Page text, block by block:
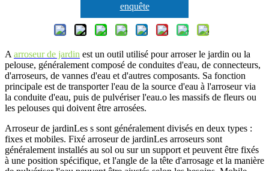
enquête
A arroseur de jardin est un outil utilisé pour arroser le jardin ou la
pelouse, généralement composé de conduites d'eau, de connecteurs,
d'arroseurs, de vannes d'eau et d'autres composants. Sa fonction
principale est de transporter l'eau de la source d'eau à l'arroseur via
la conduite d'eau, puis de pulvériser l'eau.o les massifs de fleurs ou
les pelouses qui doivent être arrosées.
Arroseur de jardinLes s sont généralement divisés en deux types :
fixes et mobiles. Fixé arroseur de jardinLes arroseurs sont
généralement installés au sol ou sur un support et peuvent être fixés
à une position spécifique, et l'angle de la tête d'arrosage et la manière